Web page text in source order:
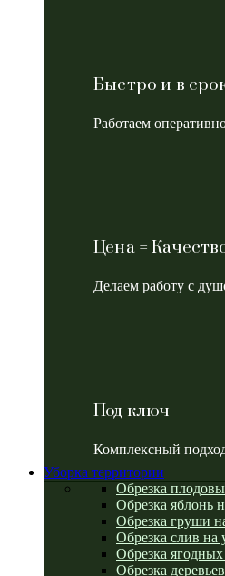
Быстро и в
Работаем
Цена =
Делаем работу с
Под ключ
Комплексный
Уборка территории
Обрезка
Обрезка яблонь
Обрезка груши
Обрезка слив на
Обрезка
Обрезка